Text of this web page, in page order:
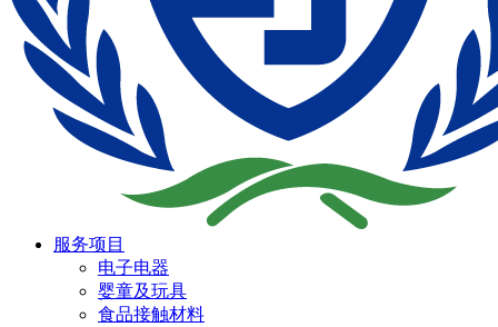
服务项目
电子电器
婴童及玩具
食品接触材料